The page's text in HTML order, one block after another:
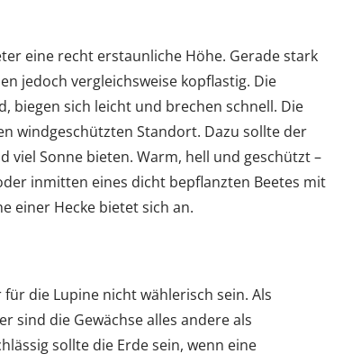
eine recht erstaunliche Höhe. Gerade stark
jedoch vergleichsweise kopflastig. Die
biegen sich leicht und brechen schnell. Die
windgeschützten Standort. Dazu sollte der
viel Sonne bieten. Warm, hell und geschützt –
inmitten eines dicht bepflanzten Beetes mit
einer Hecke bietet sich an.
die Lupine nicht wählerisch sein. Als
sind die Gewächse alles andere als
sollte die Erde sein, wenn eine